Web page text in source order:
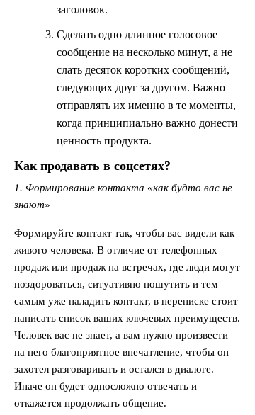
заголовок.
Сделать одно длинное голосовое
сообщение на несколько минут, а не
слать десяток коротких сообщений,
следующих друг за другом. Важно
отправлять их именно в те моменты,
когда принципиально важно донести
ценность продукта.
Как продавать в соцсетях?
1. Формирование контакта «как будто вас не
знают»
Формируйте контакт так, чтобы вас видели как
живого человека. В отличие от телефонных
продаж или продаж на встречах, где люди могут
поздороваться, ситуативно пошутить и тем
самым уже наладить контакт, в переписке стоит
написать список ваших ключевых преимуществ.
Человек вас не знает, а вам нужно произвести
на него благоприятное впечатление, чтобы он
захотел разговаривать и остался в диалоге.
Иначе он будет односложно отвечать и
откажется продолжать общение.